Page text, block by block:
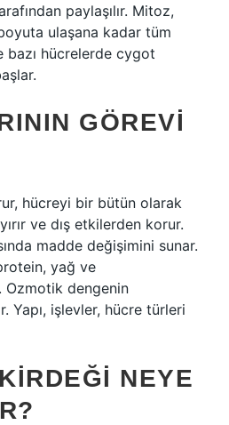
paylaşılır. Mitoz,
ulaşana kadar tüm
bazı hücrelerde cygot
GÖREVI
hücreyi bir bütün olarak
ve dış etkilerden korur.
madde değişimini sunar.
yağ ve
Ozmotik dengenin
Yapı, işlevler, hücre türleri
NEYE